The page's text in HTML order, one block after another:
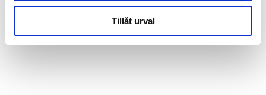
Tillåt urval